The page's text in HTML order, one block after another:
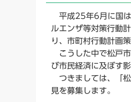
平成25年6月に国は
ルエンザ等対策行動
り、市町村行動計画
こうした中で松戸市
び市民経済に及ぼす
つきましては、「松
見を募集します。